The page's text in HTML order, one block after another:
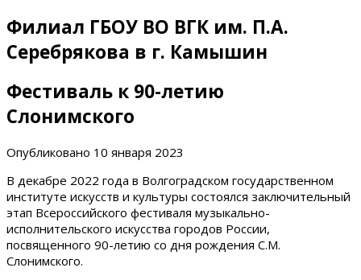
Филиал ГБОУ ВО ВГК им. П.А.
Серебрякова в г. Камышин
Фестиваль к 90-летию
Слонимского
Опубликовано 10 января 2023
В декабре 2022 года в Волгоградском государственном
институте искусств и культуры состоялся заключительный
этап Всероссийского фестиваля музыкально-
исполнительского искусства городов России,
посвященного 90-летию со дня рождения С.М.
Слонимского.